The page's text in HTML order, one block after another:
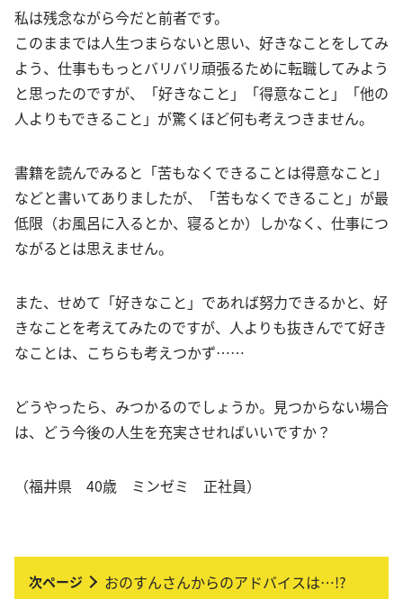
私は残念ながら今だと前者です。
このままでは人生つまらないと思い、好きなことをしてみ
よう、仕事ももっとバリバリ頑張るために転職してみよう
と思ったのですが、「好きなこと」「得意なこと」「他の
人よりもできること」が驚くほど何も考えつきません。
書籍を読んでみると「苦もなくできることは得意なこと」
などと書いてありましたが、「苦もなくできること」が最
低限（お風呂に入るとか、寝るとか）しかなく、仕事につ
ながるとは思えません。
また、せめて「好きなこと」であれば努力できるかと、好
きなことを考えてみたのですが、人よりも抜きんでて好き
なことは、こちらも考えつかず……
どうやったら、みつかるのでしょうか。見つからない場合
は、どう今後の人生を充実させればいいですか？
（福井県 40歳 ミンゼミ 正社員）
おのすんさんからのアドバイスは…!?